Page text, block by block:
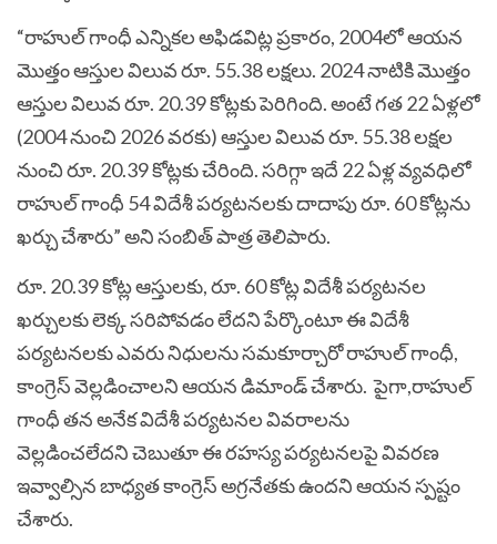
“రాహుల్ గాంధీ ఎన్నికల అఫిడవిట్ల ప్రకారం, 2004లో ఆయన
మొత్తం ఆస్తుల విలువ రూ. 55.38 లక్షలు. 2024 నాటికి మొత్తం
ఆస్తుల విలువ రూ. 20.39 కోట్లకు పెరిగింది. అంటే గత 22 ఏళ్లలో
(2004 నుంచి 2026 వరకు) ఆస్తుల విలువ రూ. 55.38 లక్షల
నుంచి రూ. 20.39 కోట్లకు చేరింది. సరిగ్గా ఇదే 22 ఏళ్ల వ్యవధిలో
రాహుల్ గాంధీ 54 విదేశీ పర్యటనలకు దాదాపు రూ. 60 కోట్లను
ఖర్చు చేశారు” అని సంబిత్ పాత్ర తెలిపారు.
రూ. 20.39 కోట్ల ఆస్తులకు, రూ. 60 కోట్ల విదేశీ పర్యటనల
ఖర్చులకు లెక్క సరిపోవడం లేదని పేర్కొంటూ ఈ విదేశీ
పర్యటనలకు ఎవరు నిధులను సమకూర్చారో రాహుల్ గాంధీ,
కాంగ్రెస్ వెల్లడించాలని ఆయన డిమాండ్ చేశారు. పైగా,రాహుల్
గాంధీ తన అనేక విదేశీ పర్యటనల వివరాలను
వెల్లడించలేదని చెబుతూ ఈ రహస్య పర్యటనలపై వివరణ
ఇవ్వాల్సిన బాధ్యత కాంగ్రెస్ అగ్రనేతకు ఉందని ఆయన స్పష్టం
చేశారు.